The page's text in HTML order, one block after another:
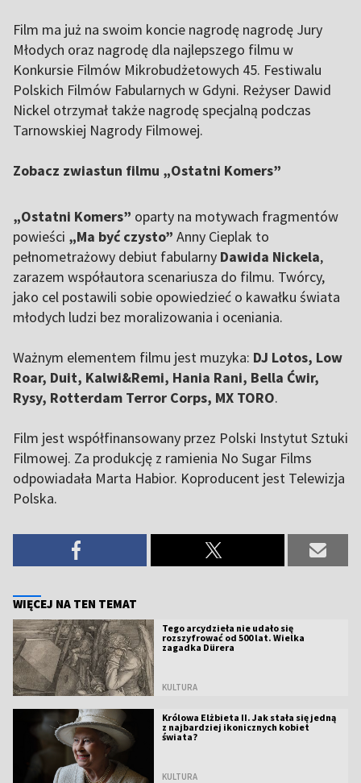
Film ma już na swoim koncie nagrodę nagrodę Jury
Młodych oraz nagrodę dla najlepszego filmu w
Konkursie Filmów Mikrobudżetowych 45. Festiwalu
Polskich Filmów Fabularnych w Gdyni. Reżyser Dawid
Nickel otrzymał także nagrodę specjalną podczas
Tarnowskiej Nagrody Filmowej.
Zobacz zwiastun filmu „Ostatni Komers”
„Ostatni Komers” oparty na motywach fragmentów
powieści „Ma być czysto” Anny Cieplak to
pełnometrażowy debiut fabularny Dawida Nickela,
zarazem współautora scenariusza do filmu. Twórcy,
jako cel postawili sobie opowiedzieć o kawałku świata
młodych ludzi bez moralizowania i oceniania.
Ważnym elementem filmu jest muzyka: DJ Lotos, Low
Roar, Duit, Kalwi&Remi, Hania Rani, Bella Ćwir,
Rysy, Rotterdam Terror Corps, MX TORO.
Film jest współfinansowany przez Polski Instytut Sztuki
Filmowej. Za produkcję z ramienia No Sugar Films
odpowiadała Marta Habior. Koproducent jest Telewizja
Polska.
WIĘCEJ NA TEN TEMAT
Tego arcydzieła nie udało się
rozszyfrować od 500 lat. Wielka
zagadka Dürera
KULTURA
Królowa Elżbieta II. Jak stała się jedną
z najbardziej ikonicznych kobiet
świata?
KULTURA